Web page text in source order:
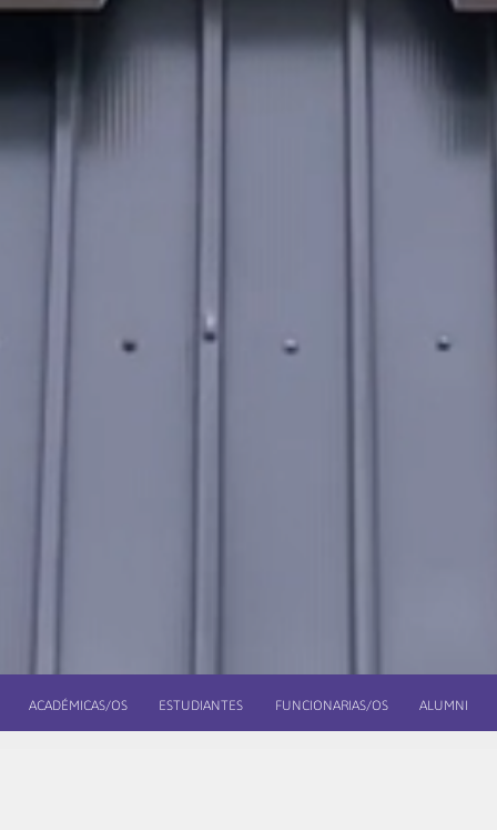
ACADÉMICAS/OS ESTUDIANTES FUNCIONARIAS/OS ALUMNI